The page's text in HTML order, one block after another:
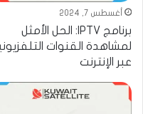
أغسطس 7, 2024
برنامج IPTV: الحل الأمثل
لمشاهدة القنوات
عبر الإنترنت